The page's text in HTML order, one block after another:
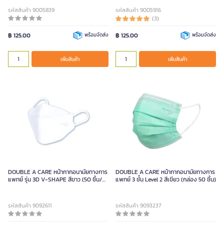
รหัสสินค้า 9005839
฿ 125.00 พร้อมจัดส่ง
เพิ่มสินค้า
รหัสสินค้า 9005916
(3)
฿ 125.00
พร้อมจัดส่ง
เพิ่มสินค้า
DOUBLE A CARE หน้ากากอนามัยทางการ
แพทย์ รุ่น 3D V-SHAPE สีขาว (50 ชิ้น/
รหัสสินค้า 9092611
DOUBLE A CARE หน้ากากอนามัยทางการ
แพทย์ 3 ชั้น Level 2 สีเขียว (กล่อง 50 ชิ้น)
รหัสสินค้า 9093237